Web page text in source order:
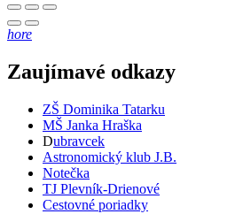
hore
Zaujímavé odkazy
ZŠ Dominika Tatarku
MŠ Janka Hraška
Dubravcek
Astronomický klub J.B.
Notečka
TJ Plevník-Drienové
Cestovné poriadky